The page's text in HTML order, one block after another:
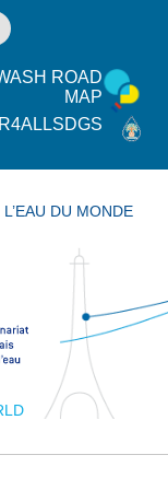
ROAD
MAP
DU MONDE